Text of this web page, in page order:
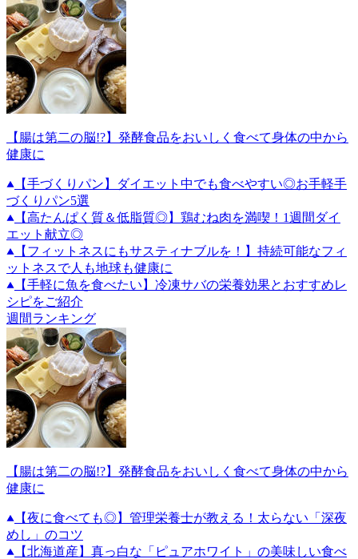
【腸は第二の脳!?】発酵食品をおいしく食べて身体の中から
健康に
【手づくりパン】ダイエット中でも食べやすい◎お手軽手
づくりパン5選
【高たんぱく質＆低脂質◎】鶏むね肉を満喫！1週間ダイ
エット献立◎
【フィットネスにもサスティナブルを！】持続可能なフィ
ットネスで人も地球も健康に
【手軽に魚を食べたい】冷凍サバの栄養効果とおすすめレ
シピをご紹介
週間ランキング
【腸は第二の脳!?】発酵食品をおいしく食べて身体の中から
健康に
【夜に食べても◎】管理栄養士が教える！太らない「深夜
めし」のコツ
【北海道産】真っ白な「ピュアホワイト」の美味しい食べ